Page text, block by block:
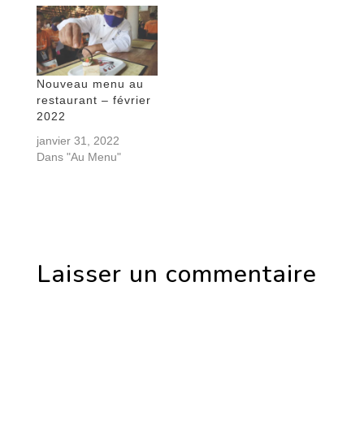
Nouveau menu au
restaurant – février
2022
janvier 31, 2022
Dans "Au Menu"
Laisser un commentaire